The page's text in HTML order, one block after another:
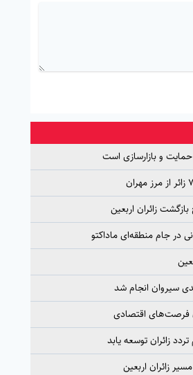
حمایت و بازارسازی است
زائران اربعین
در جام منطقه‌ای ماداکتو
فرصت‌های اقتصادی
زائران توسعه یابد